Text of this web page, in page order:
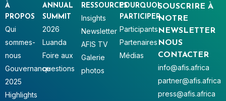
SOUSCRIRE À
NOTRE
NEWSLETTER
NOUS
CONTACTER
info@afis.africa
partner@afis.africa
press@afis.africa
À
PROPOS
Qui
sommes-
nous
Gouvernance
2025
Highlights
ANNUAL
SUMMIT
2026
Luanda
Foire aux
questions
RESSOURCES
Insights
Newsletter
AFIS TV
Galerie
photos
POURQUOI
PARTICIPER
Participants
Partenaires
Médias